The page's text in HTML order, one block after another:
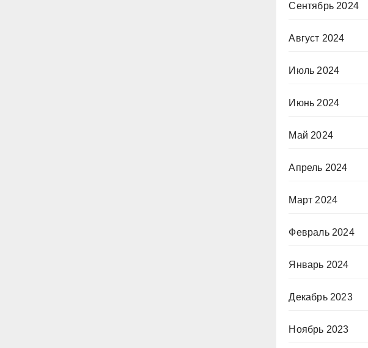
Сентябрь 2024
Август 2024
Июль 2024
Июнь 2024
Май 2024
Апрель 2024
Март 2024
Февраль 2024
Январь 2024
Декабрь 2023
Ноябрь 2023